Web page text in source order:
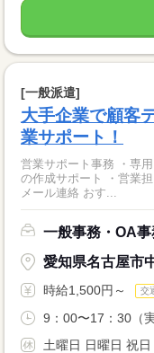
[一般派遣]
大手企業で顧客
業サポート！
営業サポート事務 ・専
の作成サポート ・営業
メール連絡 おす...
一般事務・OA事
愛知県名古屋市
時給1,500円～ 交
9：00〜17：30（
土曜日 日曜日 祝日